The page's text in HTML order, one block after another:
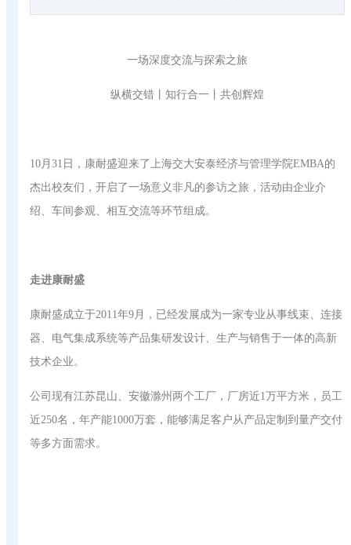
一场深度交流与探索之旅
纵横交错丨知行合一丨共创辉煌
10月31日，康耐盛迎来了上海交大安泰经济与管理学院EMBA的
杰出校友们，开启了一场意义非凡的参访之旅，活动由企业介
绍、车间参观、相互交流等环节组成。
走进康耐盛
康耐盛成立于2011年9月，已经发展成为一家专业从事线束、连接
器、电气集成系统等产品集研发设计、生产与销售于一体的高新
技术企业。
公司现有江苏昆山、安徽滁州两个工厂，厂房近1万平方米，员工
近250名，年产能1000万套，能够满足客户从产品定制到量产交付
等多方面需求。